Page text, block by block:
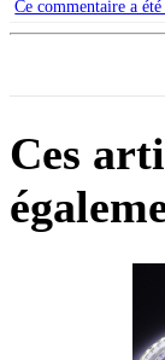
Ce commentaire a
Ces